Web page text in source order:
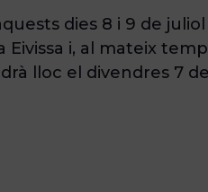
dies 8 i 9 de
i, al mateix
el divendres 7 de